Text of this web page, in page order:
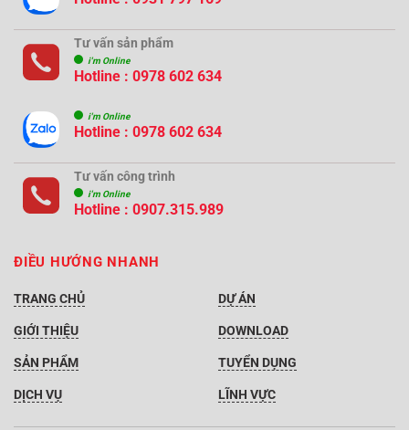
Tư vấn sản phẩm
i'm Online
Hotline : 0978 602 634
i'm Online
Hotline : 0978 602 634
Tư vấn công trình
i'm Online
Hotline : 0907.315.989
ĐIỀU HƯỚNG NHANH
TRANG CHỦ
GIỚI THIỆU
SẢN PHẨM
DỊCH VỤ
DỰ ÁN
DOWNLOAD
TUYỂN DỤNG
LĨNH VỰC